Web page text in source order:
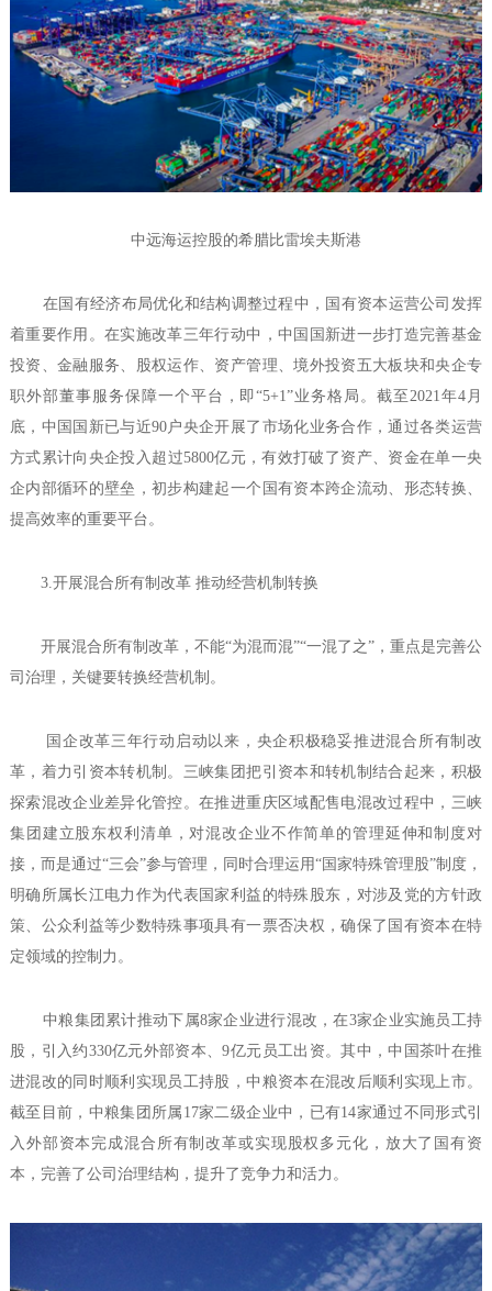
中远海运控股的希腊比雷埃夫斯港
在国有经济布局优化和结构调整过程中，国有资本运营公司发挥
着重要作用。在实施改革三年行动中，中国国新进一步打造完善基金
投资、金融服务、股权运作、资产管理、境外投资五大板块和央企专
职外部董事服务保障一个平台，即“5+1”业务格局。截至2021年4月
底，中国国新已与近90户央企开展了市场化业务合作，通过各类运营
方式累计向央企投入超过5800亿元，有效打破了资产、资金在单一央
企内部循环的壁垒，初步构建起一个国有资本跨企流动、形态转换、
提高效率的重要平台。
3.开展混合所有制改革 推动经营机制转换
开展混合所有制改革，不能“为混而混”“一混了之”，重点是完善公
司治理，关键要转换经营机制。
国企改革三年行动启动以来，央企积极稳妥推进混合所有制改
革，着力引资本转机制。三峡集团把引资本和转机制结合起来，积极
探索混改企业差异化管控。在推进重庆区域配售电混改过程中，三峡
集团建立股东权利清单，对混改企业不作简单的管理延伸和制度对
接，而是通过“三会”参与管理，同时合理运用“国家特殊管理股”制度，
明确所属长江电力作为代表国家利益的特殊股东，对涉及党的方针政
策、公众利益等少数特殊事项具有一票否决权，确保了国有资本在特
定领域的控制力。
中粮集团累计推动下属8家企业进行混改，在3家企业实施员工持
股，引入约330亿元外部资本、9亿元员工出资。其中，中国茶叶在推
进混改的同时顺利实现员工持股，中粮资本在混改后顺利实现上市。
截至目前，中粮集团所属17家二级企业中，已有14家通过不同形式引
入外部资本完成混合所有制改革或实现股权多元化，放大了国有资
本，完善了公司治理结构，提升了竞争力和活力。